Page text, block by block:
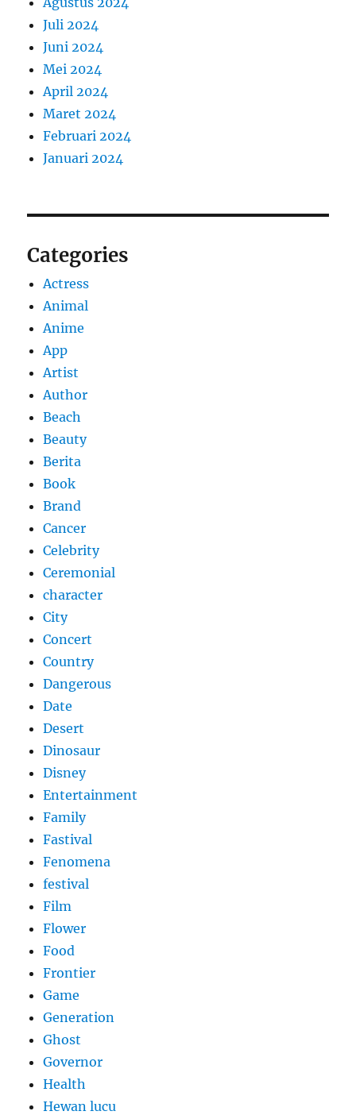
Juli 2024
Juni 2024
Mei 2024
April 2024
Maret 2024
Februari 2024
Januari 2024
Categories
Actress
Animal
Anime
App
Artist
Author
Beach
Beauty
Berita
Book
Brand
Cancer
Celebrity
Ceremonial
character
City
Concert
Country
Dangerous
Date
Desert
Dinosaur
Disney
Entertainment
Family
Fastival
Fenomena
festival
Film
Flower
Food
Frontier
Game
Generation
Ghost
Governor
Health
Hewan lucu